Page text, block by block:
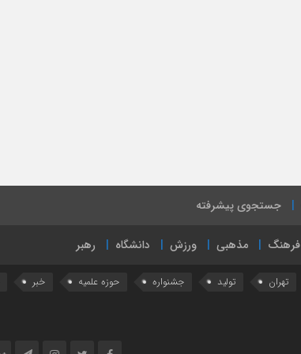
جستجوی پیشرفته
فرهنگ مذهبی ورزش دانشگاه رهبر
تهران تولید جشنواره حوزه علمیه خبر